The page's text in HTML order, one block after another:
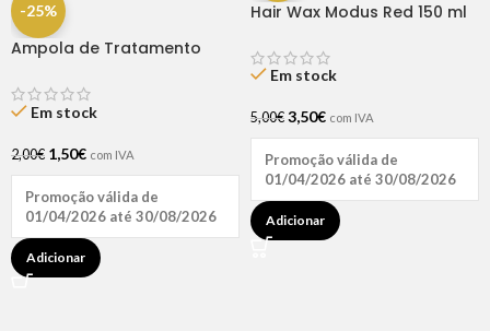
-25%
Ampola de Tratamento
Hair (1 UNIDADE)
Em stock
2,00€ 1,50€ com IVA
Promoção válida de
01/04/2026 até 30/08/2026
Adicionar
Hair Wax Modus Red 150 ml
Em stock
5,00€ 3,50€ com IVA
Promoção válida de
01/04/2026 até 30/08/2026
Adicionar